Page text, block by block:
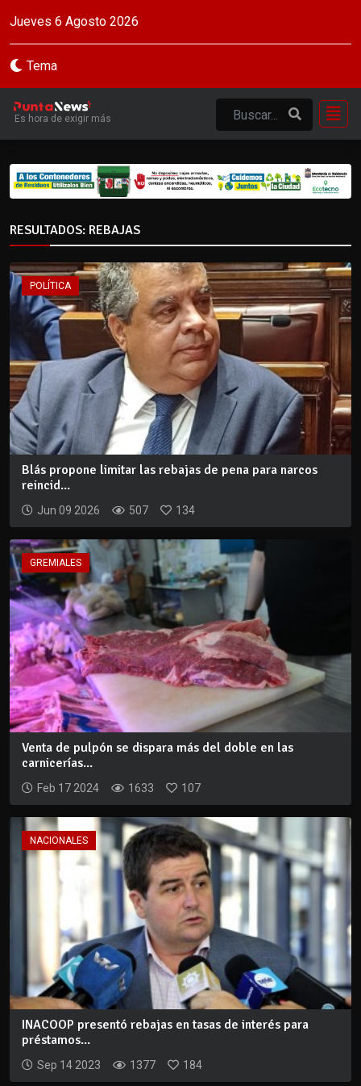
Jueves 6 Agosto 2026
Tema
Es hora de exigir más
RESULTADOS: REBAJAS
POLÍTICA
Blás propone limitar las rebajas de pena para narcos
reincid...
Jun 09 2026 507 134
GREMIALES
Venta de pulpón se dispara más del doble en las
carnicerías...
Feb 17 2024 1633 107
NACIONALES
INACOOP presentó rebajas en tasas de interés para
préstamos...
Sep 14 2023 1377 184